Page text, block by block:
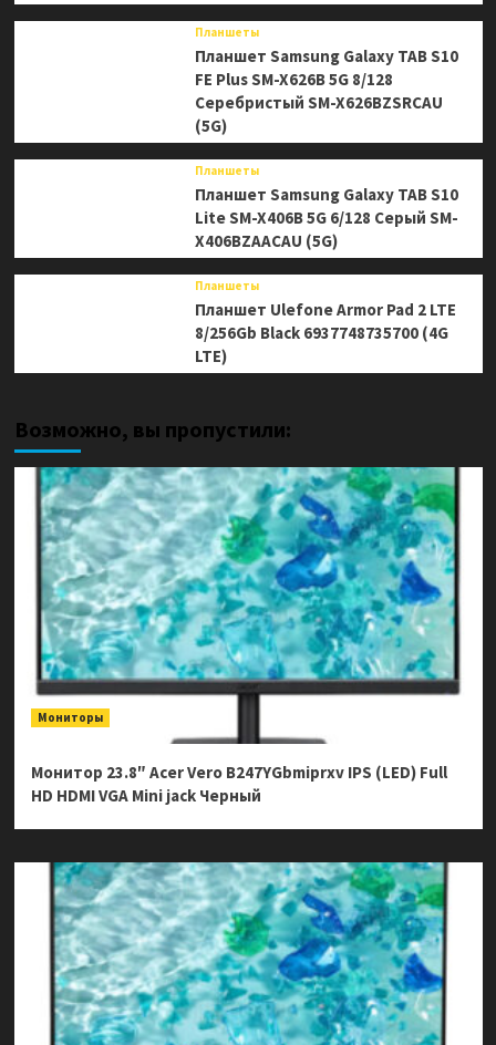
Планшеты
Планшет Samsung Galaxy TAB S10
FE Plus SM-X626B 5G 8/128
Серебристый SM-X626BZSRCAU
(5G)
Планшеты
Планшет Samsung Galaxy TAB S10
Lite SM-X406B 5G 6/128 Серый SM-
X406BZAACAU (5G)
Планшеты
Планшет Ulefone Armor Pad 2 LTE
8/256Gb Black 6937748735700 (4G
LTE)
Возможно, вы пропустили:
Мониторы
Монитор 23.8″ Acer Vero B247YGbmiprxv IPS (LED) Full
HD HDMI VGA Mini jack Черный